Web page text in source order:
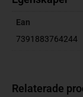
Ean
7391883764244
Relaterade